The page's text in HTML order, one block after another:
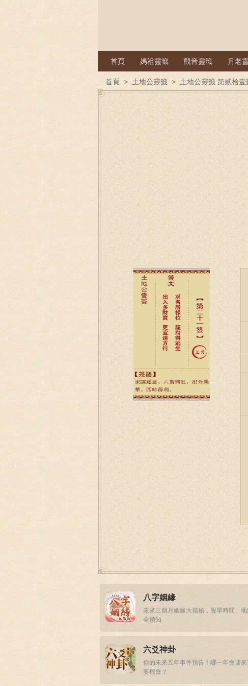
首頁 媽祖靈籤 觀音靈籤 月老
首頁 > 土地公靈籤 > 土地公靈籤 第貳拾壹
八字姻緣
未來三個月姻緣大揭秘，脫單時間、
全預知
六爻神卦
你的未來五年事件預告！哪一年會迎
要機會？